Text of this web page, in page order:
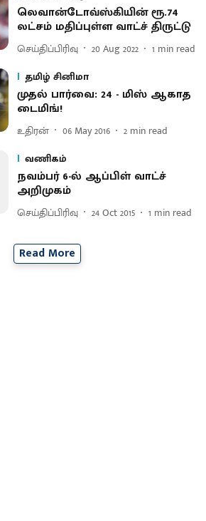
லெவான்டோவ்ஸ்கியின் ரூ.74
லட்சம் மதிப்புள்ள வாட்ச் திருட்டு
செய்திப்பிரிவு 20 Aug 2022 1 min read
தமிழ் சினிமா
முதல் பார்வை: 24 - மிஸ் ஆகாத
டைமிங்!
உதிரன் 06 May 2016 2 min read
வணிகம்
நவம்பர் 6-ல் ஆப்பிள் வாட்ச்
அறிமுகம்
செய்திப்பிரிவு 24 Oct 2015 1 min read
Read More